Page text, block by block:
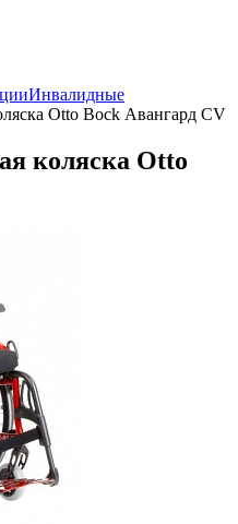
Инвалидные
Otto Bock Авангард CV
коляска Otto